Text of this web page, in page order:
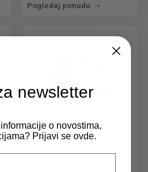
Pogledaj ponudu
newsletter
o novostima,
Prijavi se ovde.